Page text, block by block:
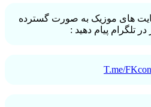
های موزیک به صورت گسترده
تلگرام پیام دهید :
T.me/